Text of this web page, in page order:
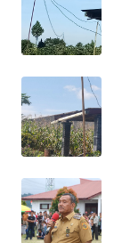
WAHANA
DESA
WISATA
WAHANA
Network
KONSUMEN